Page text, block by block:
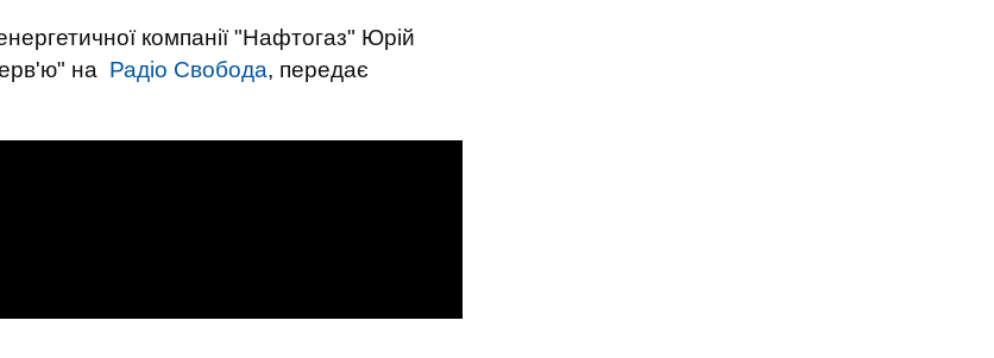
компанії "Нафтогаз" Юрій
на Радіо Свобода, передає